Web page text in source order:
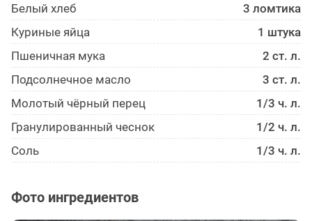
Белый хлеб
3 ломтика
Куриные яйца
1 штука
Пшеничная мука
2 ст. л.
Подсолнечное масло
3 ст. л.
Молотый чёрный перец
1/3 ч. л.
Гранулированный чеснок
1/2 ч. л.
Соль
1/3 ч. л.
Фото ингредиентов